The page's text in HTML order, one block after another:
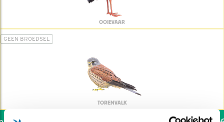
OOIEVAAR
GEEN BROEDSEL
TORENVALK